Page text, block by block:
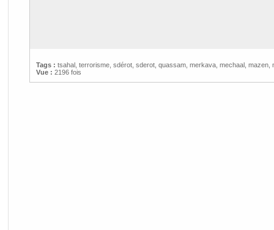
Tags : tsahal, terrorisme, sdérot, sderot, quassam, merkava, mechaal, mazen,
Vue : 2196 fois